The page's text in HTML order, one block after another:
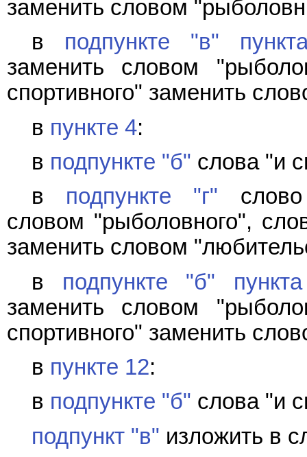
заменить словом
в подпункте "в"
заменить словом
спортивного" заменить
в пункте 4:
в подпункте "б" слова "и
в подпункте "г" слово
словом "рыболовного",
заменить словом
в подпункте "б"
заменить словом
спортивного" заменить
в пункте 12:
в подпункте "б" слова "и
подпункт "в" изложить в